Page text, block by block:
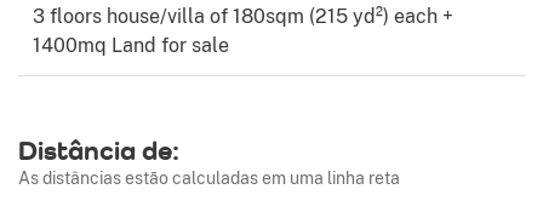
Eng: +44 7508671699
3 floors house/villa of 180sqm (215 yd²) each +
1400mq Land for sale
Distância de:
As distâncias estão calculadas em uma linha reta